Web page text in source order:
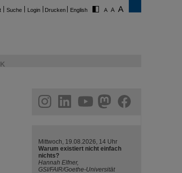
Suche Login Drucken English
helmholtz.social
facebook
Mittwoch, 19.08.2026, 14 Uhr
Warum existiert nicht einfach
nichts?
Hannah Elfner,
GSI/FAIR/Goethe-Universität